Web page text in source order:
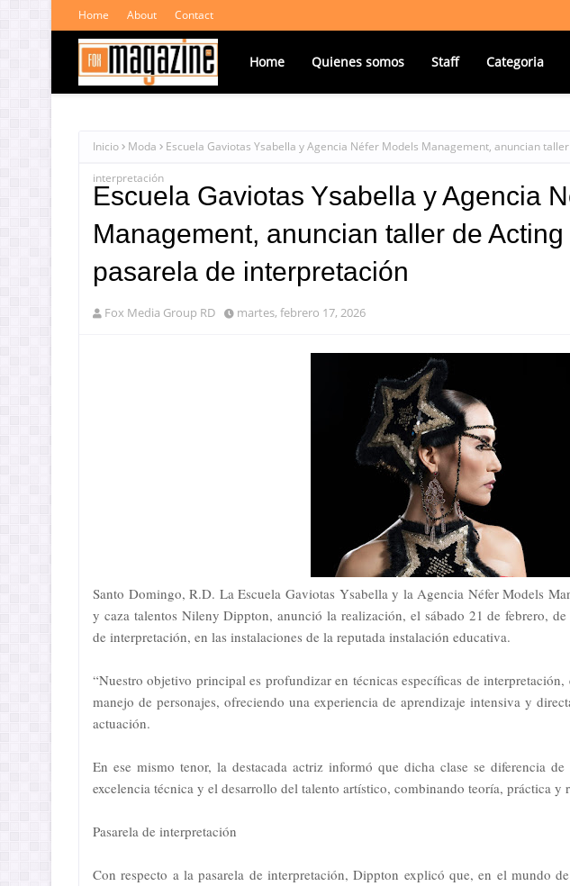
Home About Contact
Home Quienes somos Staff Categoria
Inicio Moda Escuela Gaviotas Ysabella y Agencia Néfer Models Management, anuncian
interpretación
Escuela Gaviotas Ysabella y Agencia
Management, anuncian taller de
pasarela de interpretación
Fox Media Group RD martes, febrero 17, 2026
Santo Domingo, R.D. La Escuela Gaviotas Ysabella y la Agencia Néfer Models
y caza talentos Nileny Dippton, anunció la realización, el sábado 21 de febrero,
de interpretación, en las instalaciones de la reputada instalación educativa.
“Nuestro objetivo principal es profundizar en técnicas específicas de
manejo de personajes, ofreciendo una experiencia de aprendizaje intensiva y
actuación.
En ese mismo tenor, la destacada actriz informó que dicha clase se diferencia
excelencia técnica y el desarrollo del talento artístico, combinando teoría, práctica y
Pasarela de interpretación
Con respecto a la pasarela de interpretación, Dippton explicó que, en el mundo